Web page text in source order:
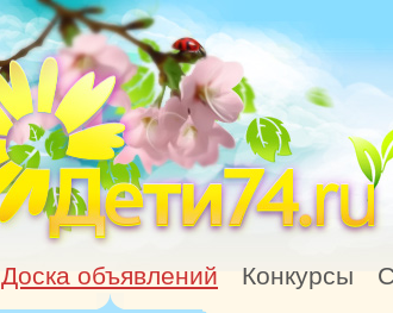
Доска объявлений Конкурсы